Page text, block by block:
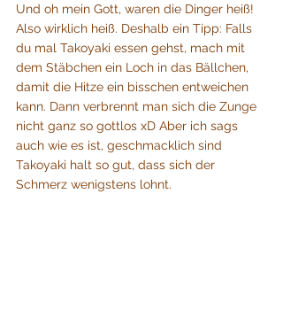
Und oh mein Gott, waren die Dinger heiß!
Also wirklich heiß. Deshalb ein Tipp: Falls
du mal Takoyaki essen gehst, mach mit
dem Stäbchen ein Loch in das Bällchen,
damit die Hitze ein bisschen entweichen
kann. Dann verbrennt man sich die Zunge
nicht ganz so gottlos xD Aber ich sags
auch wie es ist, geschmacklich sind
Takoyaki halt so gut, dass sich der
Schmerz wenigstens lohnt.